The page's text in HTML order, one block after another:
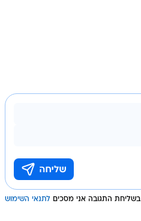
בשליחת התגובה אני מסכים לתנאי השימוש